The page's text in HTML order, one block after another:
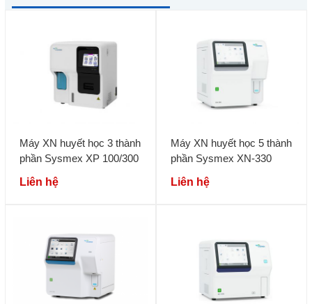
Máy XN huyết học 3 thành
phần Sysmex XP 100/300
Liên hệ
Máy XN huyết học 5 thành
phần Sysmex XN-330
Liên hệ